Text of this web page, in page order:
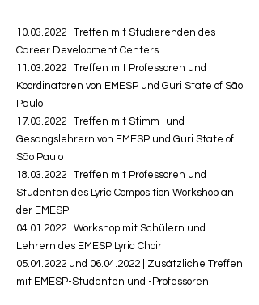
10.03.2022 | Treffen mit Studierenden des
Career Development Centers
11.03.2022
Treffen mit Professoren und
Koordinatoren von EMESP und Guri State of São
Paulo
17.03.2022
Treffen mit Stimm- und
Gesangslehrern von EMESP und Guri State of
São Paulo
18.03.2022
Treffen mit Professoren und
Studenten des Lyric Composition Workshop an
der EMESP
04.01.2022 | Workshop mit Schülern und
Lehrern des EMESP Lyric Choir
05.04.2022 und 06.04.2022 | Zusätzliche Treffen
mit EMESP-Studenten und -Professoren